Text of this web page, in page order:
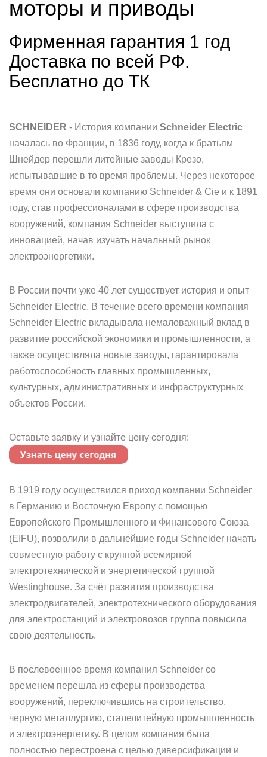
моторы и приводы
Фирменная гарантия 1 год
Доставка по всей РФ.
Бесплатно до ТК
SCHNEIDER - История компании Schneider Electric
началась во Франции, в 1836 году, когда к братьям
Шнейдер перешли литейные заводы Крезо,
испытывавшие в то время проблемы. Через некоторое
время они основали компанию Schneider & Cie и к 1891
году, став профессионалами в сфере производства
вооружений, компания Schneider выступила с
инновацией, начав изучать начальный рынок
электроэнергетики.
В России почти уже 40 лет существует история и опыт
Schneider Electric. В течение всего времени компания
Schneider Electric вкладывала немаловажный вклад в
развитие российской экономики и промышленности, а
также осуществляла новые заводы, гарантировала
работоспособность главных промышленных,
культурных, административных и инфраструктурных
объектов России.
Оставьте заявку и узнайте цену сегодня:
В 1919 году осуществился приход компании Schneider
в Германию и Восточную Европу с помощью
Европейского Промышленного и Финансового Союза
(EIFU), позволили в дальнейшие годы Schneider начать
совместную работу с крупной всемирной
электротехнической и энергетической группой
Westinghouse. За счёт развития производства
электродвигателей, электротехнического оборудования
для электростанций и электровозов группа повысила
свою деятельность.
В послевоенное время компания Schneider со
временем перешла из сферы производства
вооружений, переключившись на строительство,
черную металлургию, сталелитейную промышленность
и электроэнергетику. В целом компания была
полностью перестроена с целью диверсификации и